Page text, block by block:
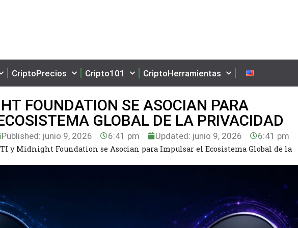
CriptoPrecios Cripto101 CriptoHerramientas
FOUNDATION SE ASOCIAN PARA
GLOBAL DE LA PRIVACIDAD
Published: junio 9, 2026 6:41 pm Updated: junio 9, 2026 6:41 pm
y Midnight Foundation se Asocian para Impulsar el Ecosistema Global de la